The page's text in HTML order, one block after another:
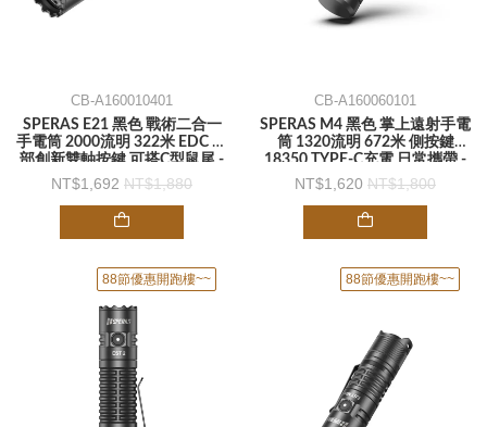
CB-A160010401
SPERAS E21 黑色 戰術二合一
手電筒 2000流明 322米 EDC 尾
部創新雙軸按鍵 可搭C型鼠尾 -
手電筒
1,692 1,880
CB-A160060101
SPERAS M4 黑色 掌上遠射手電
筒 1320流明 672米 側按鍵
18350 TYPE-C充電 日常攜帶 -
手電筒
1,620 1,800
88節優惠開跑樓~~ 88節優惠開跑樓~~